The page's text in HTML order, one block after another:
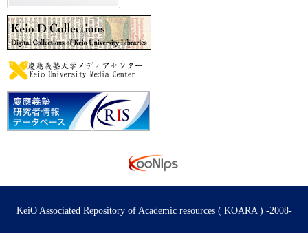
KeiO Associated Repository of Academic resources ( KOARA ) -2008-